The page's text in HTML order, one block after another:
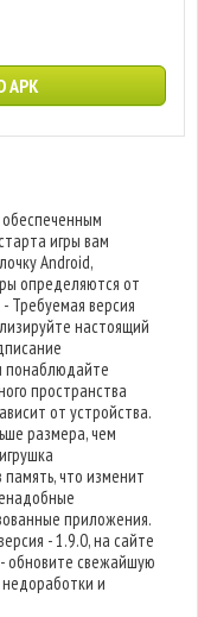
APK
игры вам
Android,
определяются от
Требуемая версия
настоящий
понаблюдайте
пространства
от устройства.
размера, чем
что изменит
приложения.
- 1.9.0, на сайте
обновите свежайшую
и